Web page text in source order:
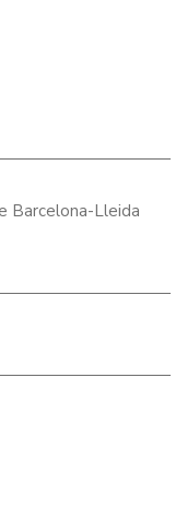
Barcelona-Lleida